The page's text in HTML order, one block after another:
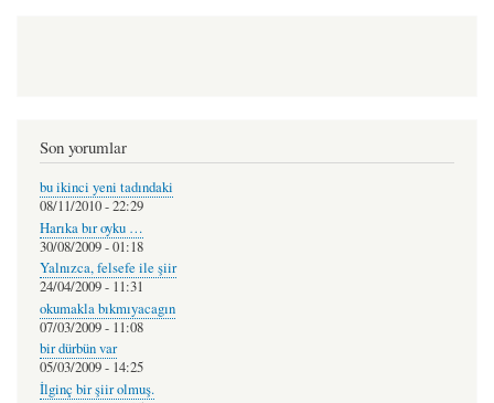
Son yorumlar
bu ikinci yeni tadındaki
08/11/2010 - 22:29
Harıka bır oyku …
30/08/2009 - 01:18
Yalnızca, felsefe ile şiir
24/04/2009 - 11:31
okumakla bıkmıyacagın
07/03/2009 - 11:08
bir dürbün var
05/03/2009 - 14:25
İlginç bir şiir olmuş.